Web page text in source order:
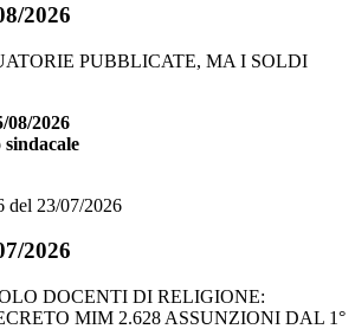
2026
PUBBLICATE, MA I SOLDI
08/2026
sindacale
del 23/07/2026
2026
DOCENTI DI RELIGIONE:
MIM 2.628 ASSUNZIONI DAL 1°